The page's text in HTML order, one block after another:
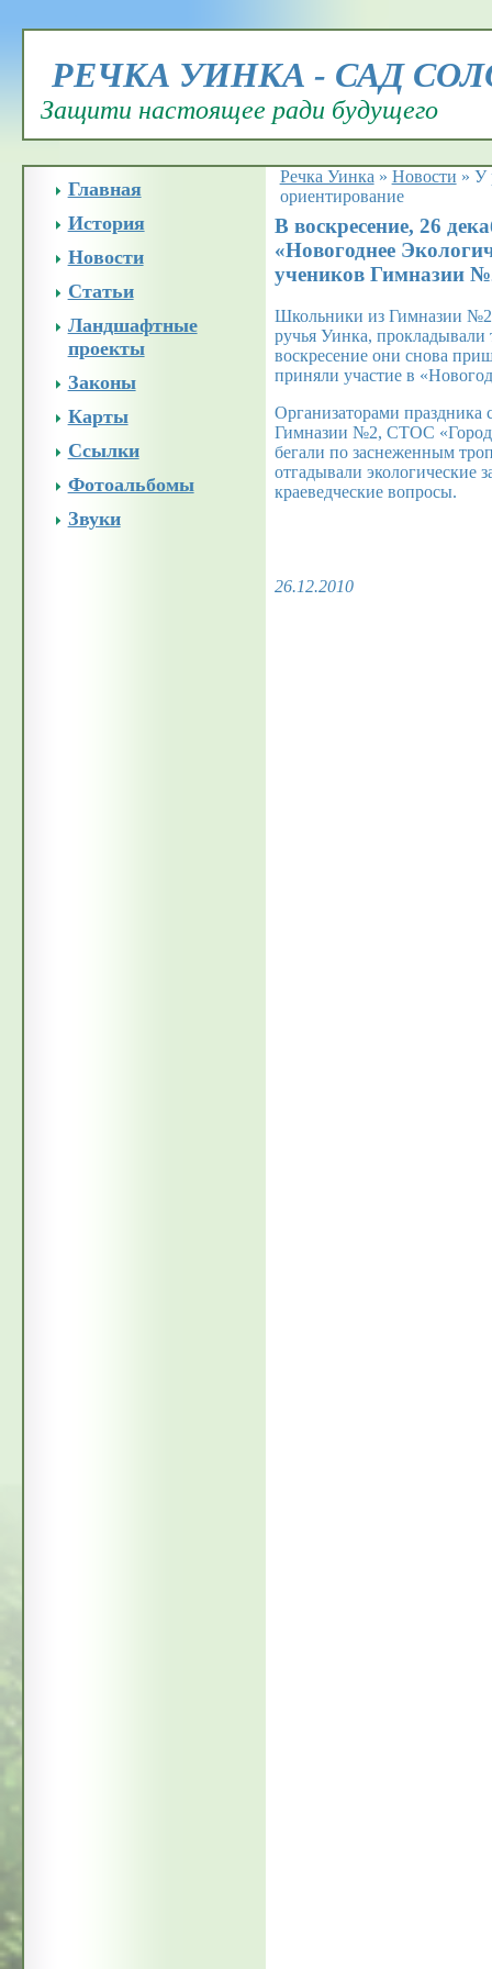
РЕЧКА УИНКА - САД
Защити настоящее ради будущего
Главная
История
Новости
Статьи
Ландшафтные
проекты
Законы
Карты
Ссылки
Фотоальбомы
Звуки
Речка Уинка » Новости » У
ориентирование
В воскресение, 26
«Новогоднее
учеников Гимназии
Школьники из Гимназии №2
ручья Уинка,
воскресение они снова
приняли участие в
Организаторами праздника
Гимназии №2, СТОС
бегали по заснеженным
отгадывали экологические
краеведческие вопросы.
26.12.2010